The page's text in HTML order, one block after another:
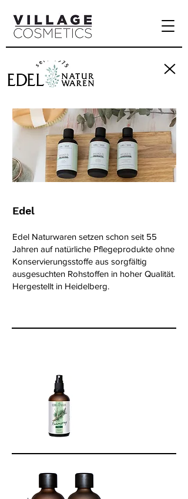
Edel
Edel Naturwaren setzen schon seit 55
Jahren auf natürliche Pflegeprodukte ohne
Konservierungsstoffe aus sorgfältig
ausgesuchten Rohstoffen in hoher Qualität.
Hergestellt in Heidelberg.